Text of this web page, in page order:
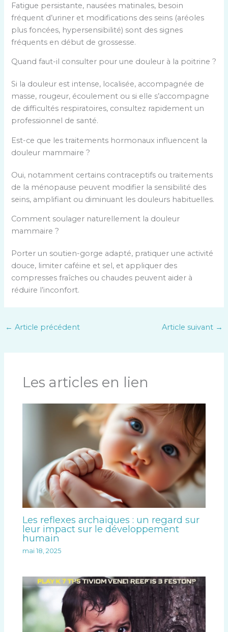
Fatigue persistante, nausées matinales, besoin
fréquent d’uriner et modifications des seins (aréoles
plus foncées, hypersensibilité) sont des signes
fréquents en début de grossesse.
Quand faut-il consulter pour une douleur à la poitrine ?
Si la douleur est intense, localisée, accompagnée de
masse, rougeur, écoulement ou si elle s’accompagne
de difficultés respiratoires, consultez rapidement un
professionnel de santé.
Est-ce que les traitements hormonaux influencent la
douleur mammaire ?
Oui, notamment certains contraceptifs ou traitements
de la ménopause peuvent modifier la sensibilité des
seins, amplifiant ou diminuant les douleurs habituelles.
Comment soulager naturellement la douleur
mammaire ?
Porter un soutien-gorge adapté, pratiquer une activité
douce, limiter caféine et sel, et appliquer des
compresses fraîches ou chaudes peuvent aider à
réduire l’inconfort.
← Article précédent Article suivant →
Les articles en lien
Les reflexes archaiques : un regard sur
leur impact sur le développement
humain
mai 18, 2025